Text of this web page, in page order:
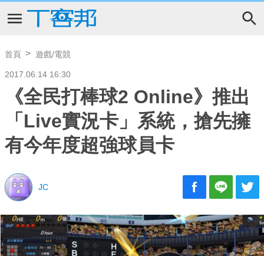
首頁 遊戲/電競
2017.06.14 16:30
《全民打棒球2 Online》推出
「Live實況卡」系統，搶先擁
有今年度超強球員卡
JC